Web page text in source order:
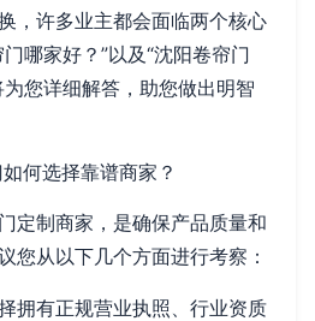
，许多业主都会面临两个核心
哪家好？”以及“沈阳卷帘门
您详细解答，助您做出明智
何选择靠谱商家？
定制商家，是确保产品质量和
您从以下几个方面进行考察：
拥有正规营业执照、行业资质